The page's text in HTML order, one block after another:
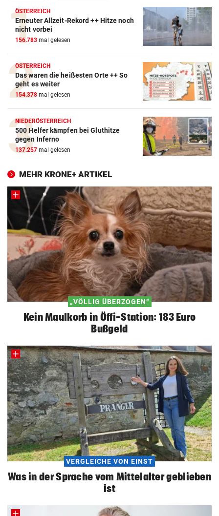
ÖSTERREICH
Erneuter Allzeit-Rekord ++ Hitze noch
nicht vorbei
156.783 mal gelesen
ÖSTERREICH
Das waren die heißesten Orte ++ So
geht es weiter
154.378 mal gelesen
NIEDERÖSTERREICH
500 Helfer kämpfen bei Gluthitze
gegen Inferno
137.257 mal gelesen
MEHR KRONE+ ARTIKEL
„VÖLLIG ÜBERZOGEN“
Kein Maulkorb in Öffi-Station: 183 Euro
Bußgeld
VERGLEICHE VON EINST
Was in der Sprache vom Mittelalter geblieben
ist